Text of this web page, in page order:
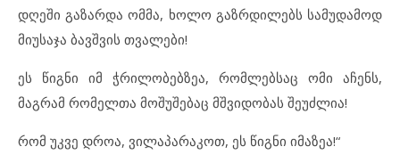
დღეში გაზარდა ომმა, ხოლო გაზრდილებს სამუდამოდ
მიუსაჯა ბავშვის თვალები!
ეს წიგნი იმ ჭრილობებზეა, რომლებსაც ომი აჩენს,
მაგრამ რომელთა მოშუშებაც მშვიდობას შეუძლია!
რომ უკვე დროა, ვილაპარაკოთ, ეს წიგნი იმაზეა!“